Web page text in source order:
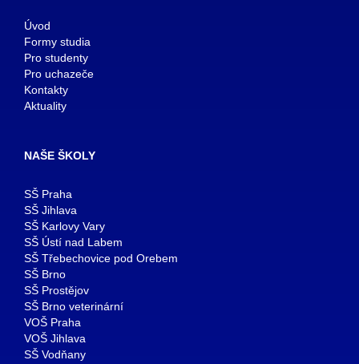
Úvod
Formy studia
Pro studenty
Pro uchazeče
Kontakty
Aktuality
NAŠE ŠKOLY
SŠ Praha
SŠ Jihlava
SŠ Karlovy Vary
SŠ Ústí nad Labem
SŠ Třebechovice pod Orebem
SŠ Brno
SŠ Prostějov
SŠ Brno veterinární
VOŠ Praha
VOŠ Jihlava
SŠ Vodňany